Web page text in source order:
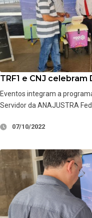
TRF1 e CNJ
Eventos integram a
Servidor da ANAJUSTRA
07/10/2022